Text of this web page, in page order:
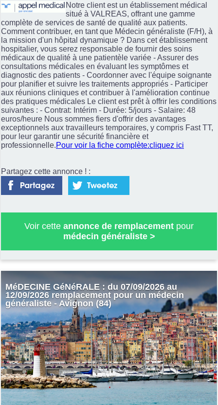
Notre client est un établissement médical
situé à VALREAS, offrant une gamme
complète de services de santé de qualité aux patients.
Comment contribuer, en tant que Médecin généraliste (F/H), à
la mission d'un hôpital dynamique ? Dans cet établissement
hospitalier, vous serez responsable de fournir des soins
médicaux de qualité à une patientèle variée - Assurer des
consultations médicales en évaluant les symptômes et
diagnostic des patients - Coordonner avec l'équipe soignante
pour planifier et suivre les traitements appropriés - Participer
aux réunions cliniques et contribuer à l'amélioration continue
des pratiques médicales Le client est prêt à offrir les conditions
suivantes : - Contrat: Intérim - Durée: 5/jours - Salaire: 48
euros/heure Nous sommes fiers d'offrir des avantages
exceptionnels aux travailleurs temporaires, y compris Fast TT,
pour leur garantir une sécurité financière et
professionnelle.Pour voir la fiche complète:cliquez ici
Partagez cette annonce ! :
Voir cette annonce de remplacement pour
médecin généraliste>
MéDECINE GéNéRALE : du 07/09/2026 au
12/09/2026 remplacement pour un médecin
généraliste - Avignon (84)